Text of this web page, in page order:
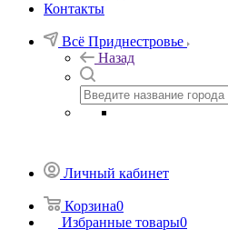
Контакты
Всё Приднестровье
Назад
Личный кабинет
Корзина0
Избранные товары0